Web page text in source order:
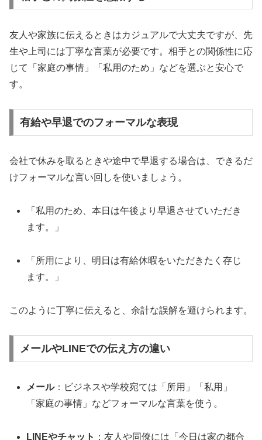
友人や家族に伝えるときはカジュアルで大丈夫ですが、先
生や上司には丁寧な言葉が必要です。相手との関係性に応
じて「家庭の事情」「私用のため」などを選ぶと安心で
す。
有給や早退でのフォーマルな表現
会社で休みを取るときや途中で早退する場合は、できるだ
けフォーマルな言い回しを使いましょう。
「私用のため、本日は午後より早退させていただき
ます。」
「所用により、明日は有給休暇をいただきたく存じ
ます。」
このように丁寧に伝えると、余計な誤解を避けられます。
メールやLINEでの伝え方の違い
メール：ビジネスや学校宛ては「所用」「私用」
「家庭の事情」などフォーマルな言葉を使う。
LINEやチャット ：友人や同僚には「今日は家の都合